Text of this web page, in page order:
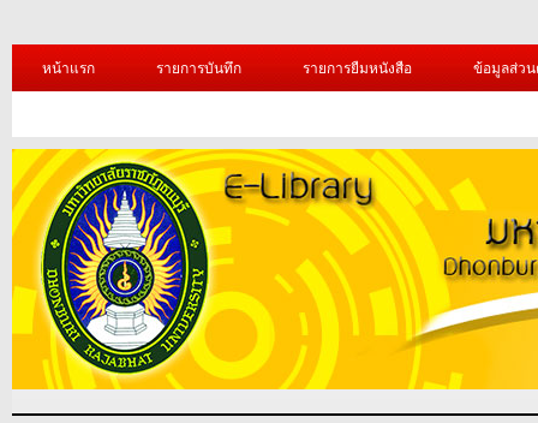
หน้าแรก รายการบันทึก รายการยืมหนังสือ ข้อมูลส่ว